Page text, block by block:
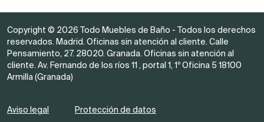
Copyright © 2026 Todo Muebles de Baño - Todos los derechos
reservados. Madrid. Oficinas sin atención al cliente. Calle
Pensamiento, 27. 28020. Granada. Oficinas sin atención al
cliente. Av. Fernando de los ríos 11 , portal 1, 1º Oficina 5 18100
Armilla (Granada)
Aviso legal
Protección de datos